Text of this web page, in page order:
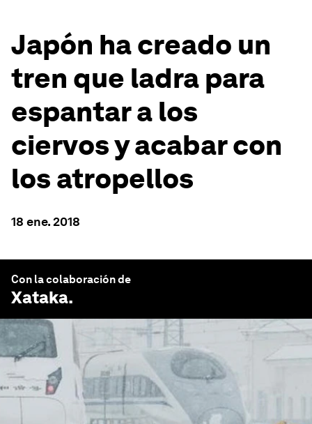
Japón ha creado un
tren que ladra para
espantar a los
ciervos y acabar con
los atropellos
18 ene. 2018
Con la colaboración de
Xataka.